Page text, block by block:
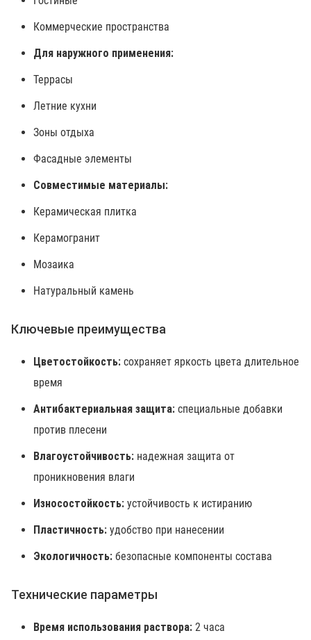
Коммерческие пространства
Для наружного применения:
Террасы
Летние кухни
Зоны отдыха
Фасадные элементы
Совместимые материалы:
Керамическая плитка
Керамогранит
Мозаика
Натуральный камень
Ключевые преимущества
Цветостойкость: сохраняет яркость цвета длительное
время
Антибактериальная защита: специальные добавки
против плесени
Влагоустойчивость: надежная защита от
проникновения влаги
Износостойкость: устойчивость к истиранию
Пластичность: удобство при нанесении
Экологичность: безопасные компоненты состава
Технические параметры
Время использования раствора: 2 часа